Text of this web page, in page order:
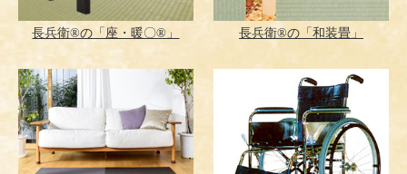
長兵衛®の「座・暖〇®」 長兵衛®の「和装畳」